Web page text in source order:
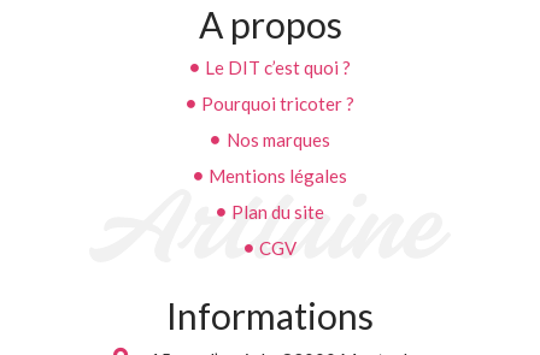
A propos
Le DIT c’est quoi ?
Pourquoi tricoter ?
Nos marques
Mentions légales
Plan du site
CGV
Informations